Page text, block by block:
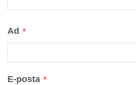
Ad *
E-posta *